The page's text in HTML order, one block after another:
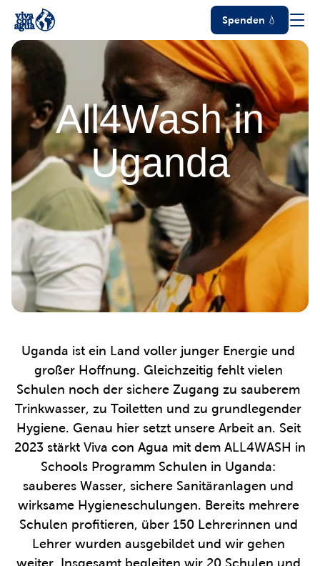
Spenden 💧
All4Washin
Uganda
Uganda ist ein Land voller junger Energie und
großer Hoffnung. Gleichzeitig fehlt vielen
Schulen noch der sichere Zugang zu sauberem
Trinkwasser, zu Toiletten und zu grundlegender
Hygiene. Genau hier setzt unsere Arbeit an. Seit
2023 stärkt Viva con Agua mit dem ALL4WASH in
Schools Programm Schulen in Uganda:
sauberes Wasser, sichere Sanitäranlagen und
wirksame Hygieneschulungen. Bereits mehrere
Schulen profitieren, über 150 Lehrerinnen und
Lehrer wurden ausgebildet und wir gehen
weiter. Insgesamt begleiten wir 20 Schulen und